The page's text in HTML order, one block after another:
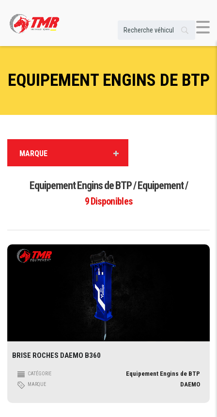
EQUIPEMENT ENGINS DE BTP
MARQUE
Equipement Engins de BTP / Equipement /
9Disponibles
BRISE ROCHES DAEMO B360
CATÉGORIE Equipement Engins de BTP
MARQUE DAEMO